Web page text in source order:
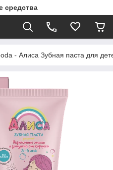
средства
- Алиса Зубная паста для